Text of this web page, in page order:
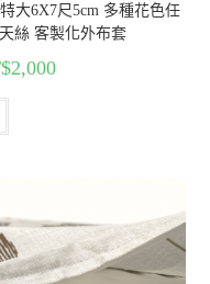
大6X7尺5cm 多種花色任
絲 客製化外布套
2,000